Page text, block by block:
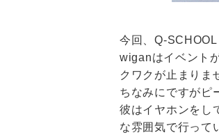
今回、Q-
wiganはイベント
クワクが止まりま
ちなみにですがピ
彼はイヤホンをし
な雰囲気で行って